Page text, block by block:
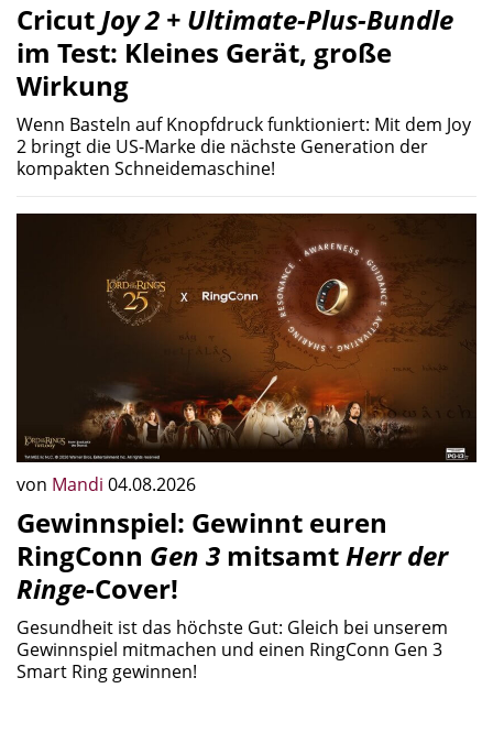
Cricut Joy 2 + Ultimate-Plus-Bundle
im Test: Kleines Gerät, große
Wirkung
Wenn Basteln auf Knopfdruck funktioniert: Mit dem Joy
2 bringt die US-Marke die nächste Generation der
kompakten Schneidemaschine!
von Mandi 04.08.2026
Gewinnspiel: Gewinnt euren
RingConn Gen 3 mitsamtHerr der
Ringe-Cover!
Gesundheit ist das höchste Gut: Gleich bei unserem
Gewinnspiel mitmachen und einen RingConn Gen 3
Smart Ring gewinnen!